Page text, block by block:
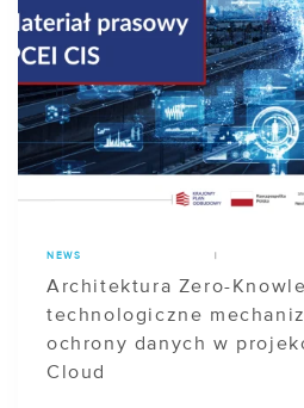
NEWS
Architektura Zero-
technologiczne
ochrony danych w
Cloud